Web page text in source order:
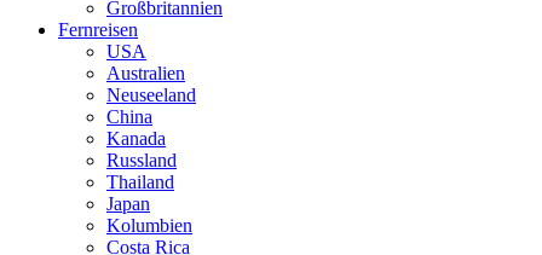
Großbritannien
Fernreisen
USA
Australien
Neuseeland
China
Kanada
Russland
Thailand
Japan
Kolumbien
Costa Rica